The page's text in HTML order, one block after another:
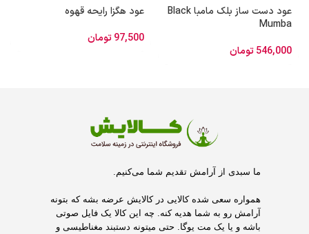
عود دست‌ ساز بلک مامبا Black
Mumba
546,000تومان
عود هگزا رایحه‌ قهوه
97,500تومان
ما سبدی از آرامش تقدیم شما می‌کنیم.
همواره سعی شده کالایی در کالایش عرضه بشه که بتونه
آرامش رو به شما هدیه کنه. چه این کالا یک فایل صوتی
باشه و یا یک مت یوگا. حتی میتونه دستبند مغناطیسی و